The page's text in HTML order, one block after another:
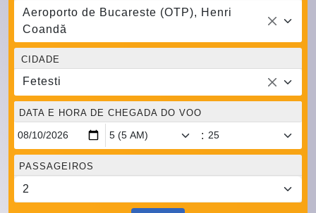
Aeroporto de Bucareste (OTP), Henri
Coandă
CIDADE
Fetesti
DATA E HORA DE CHEGADA DO VOO
:
PASSAGEIROS